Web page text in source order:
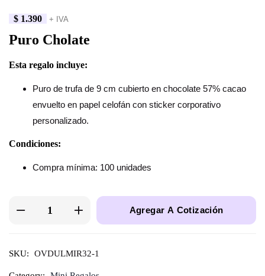
$ 1.390 + IVA
Puro Cholate
Esta regalo incluye:
Puro de trufa de 9 cm cubierto en chocolate 57% cacao
envuelto en papel celofán con sticker corporativo
personalizado.
Condiciones:
Compra mínima: 100 unidades
Agregar A Cotización
SKU: OVDULMIR32-1